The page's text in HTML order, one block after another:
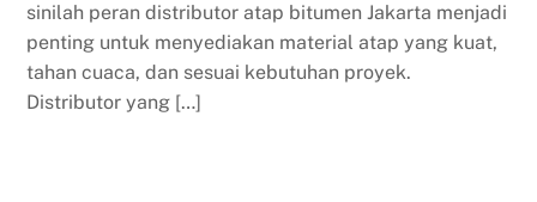
sinilah peran distributor atap bitumen Jakarta menjadi
penting untuk menyediakan material atap yang kuat,
tahan cuaca, dan sesuai kebutuhan proyek.
Distributor yang […]